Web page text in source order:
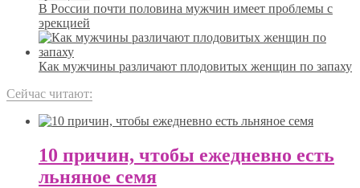
В России почти половина мужчин имеет проблемы с
эрекцией
Как мужчины различают плодовитых женщин по запаху
Сейчас читают:
10 причин, чтобы ежедневно есть
льняное семя